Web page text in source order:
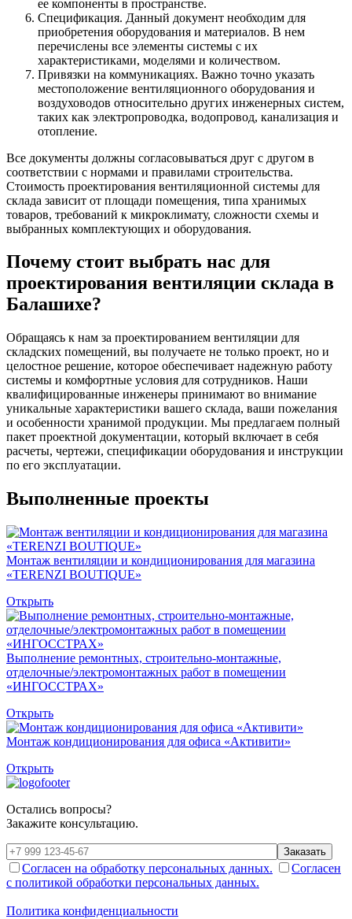
ее компоненты в пространстве.
Спецификация. Данный документ необходим для
приобретения оборудования и материалов. В нем
перечислены все элементы системы с их
характеристиками, моделями и количеством.
Привязки на коммуникациях. Важно точно указать
местоположение вентиляционного оборудования и
воздуховодов относительно других инженерных систем,
таких как электропроводка, водопровод, канализация и
отопление.
Все документы должны согласовываться друг с другом в
соответствии с нормами и правилами строительства.
Стоимость проектирования вентиляционной системы для
склада зависит от площади помещения, типа хранимых
товаров, требований к микроклимату, сложности схемы и
выбранных комплектующих и оборудования.
Почему стоит выбрать нас для
проектирования вентиляции склада в
Балашихе?
Обращаясь к нам за проектированием вентиляции для
складских помещений, вы получаете не только проект, но и
целостное решение, которое обеспечивает надежную работу
системы и комфортные условия для сотрудников. Наши
квалифицированные инженеры принимают во внимание
уникальные характеристики вашего склада, ваши пожелания
и особенности хранимой продукции. Мы предлагаем полный
пакет проектной документации, который включает в себя
расчеты, чертежи, спецификации оборудования и инструкции
по его эксплуатации.
Выполненные проекты
Монтаж вентиляции и кондиционирования для магазина
«TERENZI BOUTIQUE»
Открыть
Выполнение ремонтных, строительно-монтажные,
отделочные/электромонтажных работ в помещении
«ИНГОССТРАХ»
Открыть
Монтаж кондиционирования для офиса «Активити»
Открыть
Остались вопросы?
Закажите консультацию.
Заказать
Согласен на обработку персональных данных.
Согласен
с политикой обработки персональных данных.
Политика конфиденциальности